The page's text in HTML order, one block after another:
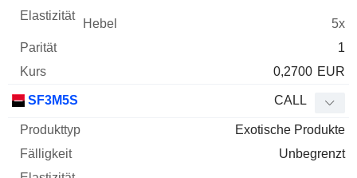
5x
1
0,2700 EUR
SF3M5S CALL
Exotische Produkte
Unbegrenzt